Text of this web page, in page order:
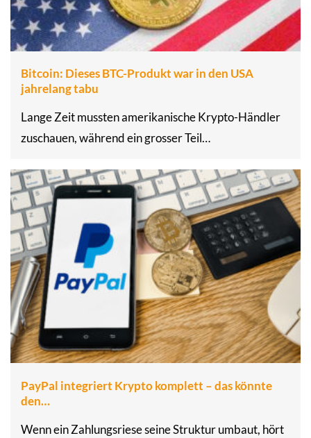
Bitcoin: Dieses BTC-Produkt war in den USA
jahrelang tabu
Lange Zeit mussten amerikanische Krypto-Händler
zuschauen, während ein grosser Teil…
PayPal integriert Krypto komplett – das könnte
den…
Wenn ein Zahlungsriese seine Struktur umbaut, hört